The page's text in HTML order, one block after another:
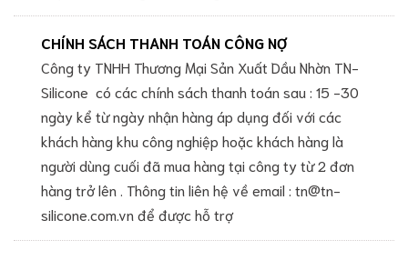
CHÍNH SÁCH THANH TOÁN CÔNG NỢ
Công ty TNHH Thương Mại Sản Xuất Dầu Nhờn TN-
Silicone có các chính sách thanh toán sau : 15 -30
ngày kể từ ngày nhận hàng áp dụng đối với các
khách hàng khu công nghiệp hoặc khách hàng là
người dùng cuối đã mua hàng tại công ty từ 2 đơn
hàng trở lên . Thông tin liên hệ về email : tn@tn-
silicone.com.vn để được hỗ trợ